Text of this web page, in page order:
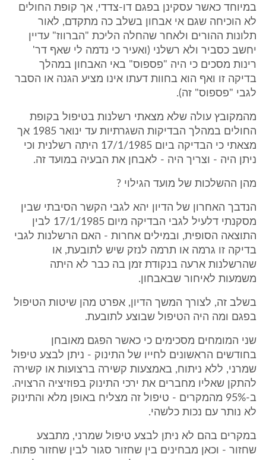
במיוחד כאשר עסקינן בפגם דו-צדדי, אך קופת החולים
לא הוכיחה שגם אי אבחון בשלב כה מתקדם, לאור
תלונות ההורים ולאחר שהחלה הליכת "הברווז" עדיין
יחשב כסביר ולא רשלני (ואעיר כי נדמה לי שאף דר'
רינות מסכים כי היה "פספוס" באי האבחון במהלך
בדיקה זו ואף הוא בחוות דעתו אינו מציע הגנה או הסבר
לגבי "פספוס" זה).
מהמקובץ עולה שלא מצאתי רשלנות בטיפול בקופת
החולים במהלך הבדיקות השגרתיות עד ינואר 1985 אך
מצאתי כי הבדיקה ביום 17/1/1985 היתה רשלנית וכי
ניתן היה - וצריך היה - לאבחן את הבעיה במועד זה.
מהן ההשלכות של מועד הגילוי ?
הנדבך האחרון של הדיון יהא לגבי הקשר הסיבתי שבין
מסקנתי דלעיל לגבי הבדיקה מיום 17/1/1985 לבין
התוצאה הסופית, ובמילים אחרות - האם הרשלנות לגבי
בדיקה זו גרמה או תרמה לנזק שיש לתובעת, או
שהרשלנות ארעה בנקודת זמן בה כבר לא היתה
משמעות לאיחור שבאבחון.
בשלב זה, לצורך המשך הדיון, אפרט מהן שיטות הטיפול
בפגם ומה היה הטיפול שבוצע לתובעת.
שני המומחים מסכימים כי כאשר הפגם מאובחן
בחודשים הראשונים לחייו של התינוק - ניתן לבצע טיפול
שמרני, ללא ניתוח, באמצעות קשירה ברצועות או קשירה
להתקן שאליו מחברים את ירכי התינוק בפוזיציה הרצויה.
ב-95% מהמקרים - טיפול זה מצליח באופן מלא והתינוק
לא נותר עם נכות כלשהי.
במקרים בהם לא ניתן לבצע טיפול שמרני, מתבצע
שחזור - וכאן מבחינים בין שחזור סגור לבין שחזור פתוח.